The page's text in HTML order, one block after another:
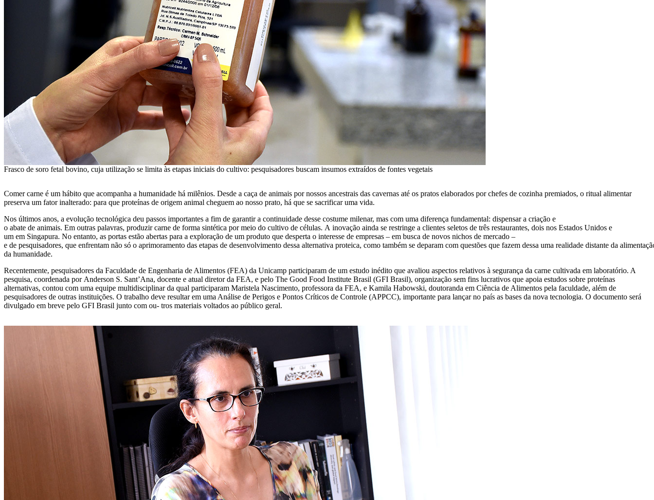
Frasco de soro fetal bovino, cuja utilização se limita às etapas iniciais do cultivo: pesquisadores buscam insumos extraídos de fontes vegetais
Comer carne é um hábito que acompanha a humanidade há milênios. Desde a caça de animais por nossos ancestrais das cavernas até os pratos elaborados por chefes de cozinha premiados, o ritual alimentar
preserva um fator inalterado: para que proteínas de origem animal cheguem ao nosso prato, há que se sacrificar uma vida.
Nos últimos anos, a evolução tecnológica deu passos importantes a fim de garantir a continuidade desse costume milenar, mas com uma diferença fundamental: dispensar a criação e
o abate de animais. Em outras palavras, produzir carne de forma sintética por meio do cultivo de células. A inovação ainda se restringe a clientes seletos de três restaurantes, dois nos Estados Unidos e
um em Singapura. No entanto, as portas estão abertas para a exploração de um produto que desperta o interesse de empresas – em busca de novos nichos de mercado –
e de pesquisadores, que enfrentam não só o aprimoramento das etapas de desenvolvimento dessa alternativa proteica, como também se deparam com questões que fazem dessa uma realidade distante da
da humanidade.
Recentemente, pesquisadores da Faculdade de Engenharia de Alimentos (FEA) da Unicamp participaram de um estudo inédito que avaliou aspectos relativos à segurança da carne cultivada em laboratório. A
pesquisa, coordenada por Anderson S. Sant’Ana, docente e atual diretor da FEA, e pelo The Good Food Institute Brasil (GFI Brasil), organização sem fins lucrativos que apoia estudos sobre proteínas
alternativas, contou com uma equipe multidisciplinar da qual participaram Maristela Nascimento, professora da FEA, e Kamila Habowski, doutoranda em Ciência de Alimentos pela faculdade, além de
pesquisadores de outras instituições. O trabalho deve resultar em uma Análise de Perigos e Pontos Críticos de Controle (APPCC), importante para lançar no país as bases da nova tecnologia. O documento será
divulgado em breve pelo GFI Brasil junto com ou- tros materiais voltados ao público geral.